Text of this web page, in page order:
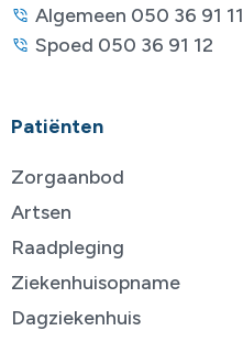
Algemeen 050 36 91 11
Spoed 050 36 91 12
Patiënten
Zorgaanbod
Artsen
Raadpleging
Ziekenhuisopname
Dagziekenhuis